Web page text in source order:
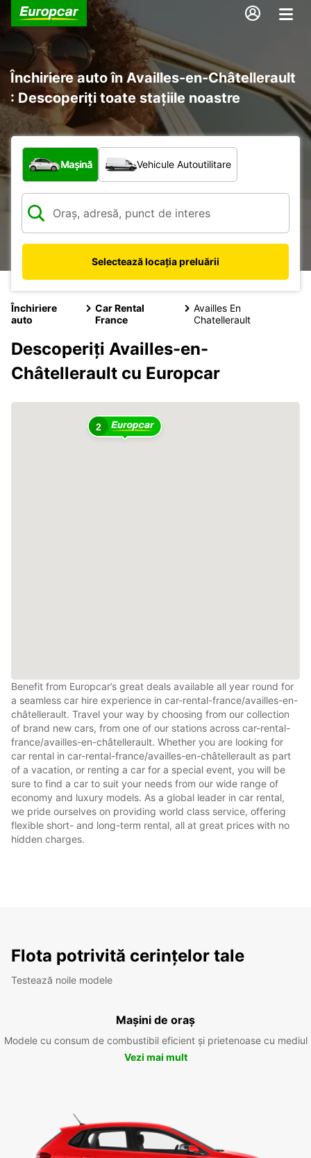
Închiriere auto în Availles-en-Châtellerault
: Descoperiți toate stațiile noastre
Ce tip de vehicul?
Mașină Vehicule Autoutilitare
Selectează locația preluării
Închiriere
auto
Car Rental
France
Availles En
Chatellerault
Descoperiți Availles-en-
Châtellerault cu Europcar
2
Benefit from Europcar’s great deals available all year round for
a seamless car hire experience in car-rental-france/availles-en-
châtellerault. Travel your way by choosing from our collection
of brand new cars, from one of our stations across car-rental-
france/availles-en-châtellerault. Whether you are looking for
car rental in car-rental-france/availles-en-châtellerault as part
of a vacation, or renting a car for a special event, you will be
sure to find a car to suit your needs from our wide range of
economy and luxury models. As a global leader in car rental,
we pride ourselves on providing world class service, offering
flexible short- and long-term rental, all at great prices with no
hidden charges.
Flota potrivită cerințelor tale
Testează noile modele
Mașini de oraș
Modele cu consum de combustibil eficient și prietenoase cu mediul
Vezi mai mult